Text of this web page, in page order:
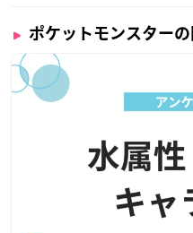
ポケットモンスター